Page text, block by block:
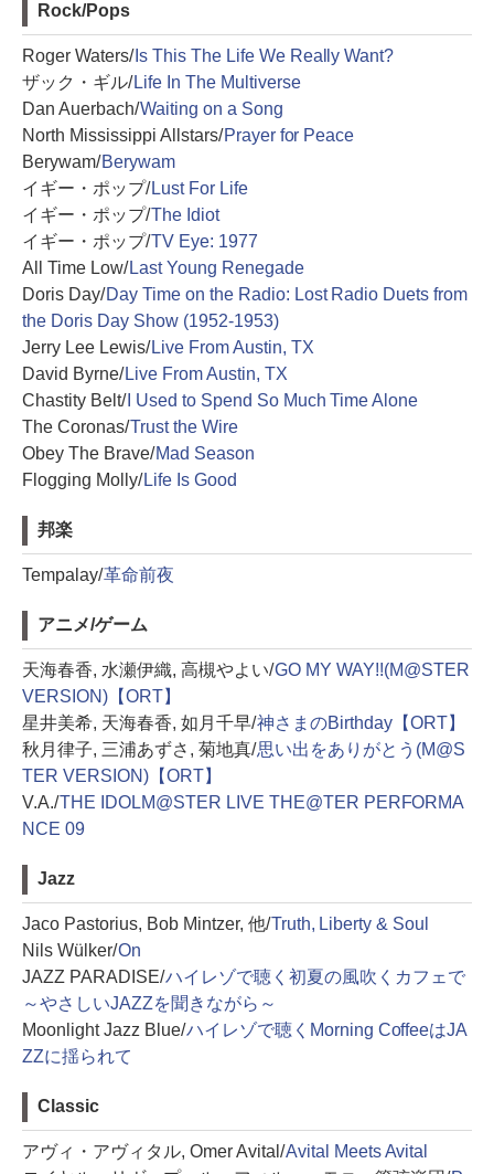
Rock/Pops
Roger Waters/Is This The Life We Really Want?
ザック・ギル/Life In The Multiverse
Dan Auerbach/Waiting on a Song
North Mississippi Allstars/Prayer for Peace
Berywam/Berywam
イギー・ポップ/Lust For Life
イギー・ポップ/The Idiot
イギー・ポップ/TV Eye: 1977
All Time Low/Last Young Renegade
Doris Day/Day Time on the Radio: Lost Radio Duets from
the Doris Day Show (1952-1953)
Jerry Lee Lewis/Live From Austin, TX
David Byrne/Live From Austin, TX
Chastity Belt/I Used to Spend So Much Time Alone
The Coronas/Trust the Wire
Obey The Brave/Mad Season
Flogging Molly/Life Is Good
邦楽
Tempalay/革命前夜
アニメ/ゲーム
天海春香, 水瀬伊織, 高槻やよい/GO MY WAY!!(M@STER
VERSION)【ORT】
星井美希, 天海春香, 如月千早/神さまのBirthday【ORT】
秋月律子, 三浦あずさ, 菊地真/思い出をありがとう(M@S
TER VERSION)【ORT】
V.A./THE IDOLM@STER LIVE THE@TER PERFORMA
NCE 09
Jazz
Jaco Pastorius, Bob Mintzer, 他/Truth, Liberty & Soul
Nils Wülker/On
JAZZ PARADISE/ハイレゾで聴く初夏の風吹くカフェで
～やさしいJAZZを聞きながら～
Moonlight Jazz Blue/ハイレゾで聴くMorning CoffeeはJA
ZZに揺られて
Classic
アヴィ・アヴィタル, Omer Avital/Avital Meets Avital